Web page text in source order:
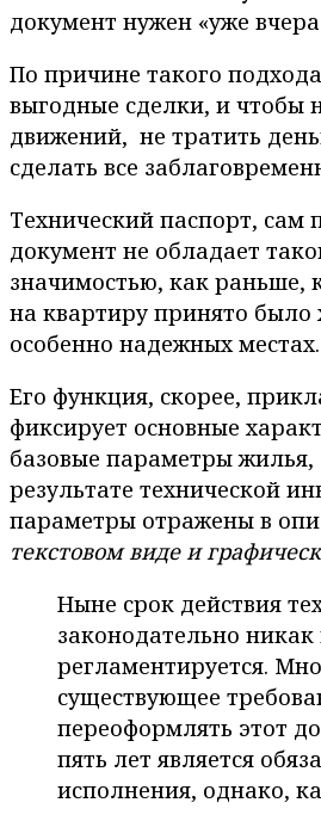
документ нужен «уже
По причине такого
выгодные сделки, и чтобы
движений, не тратить
сделать все
Технический паспорт, сам
документ не обладает
значимостью, как раньше,
на квартиру принято было
особенно надежных местах.
Его функция, скорее,
фиксирует основные
базовые параметры
результате технической
параметры отражены в
текстовом виде и
Ныне срок действия
законодательно никак
регламентируется.
существующее
переоформлять этот
пять лет является
исполнения, однако,